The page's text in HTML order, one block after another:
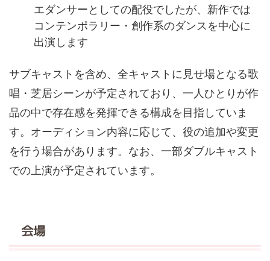
エダンサーとしての配役でしたが、新作では
コンテンポラリー・創作系のダンスを中心に
出演します
サブキャストを含め、全キャストに見せ場となる歌
唱・芝居シーンが予定されており、一人ひとりが作
品の中で存在感を発揮できる構成を目指していま
す。オーディション内容に応じて、役の追加や変更
を行う場合があります。なお、一部ダブルキャスト
での上演が予定されています。
会場